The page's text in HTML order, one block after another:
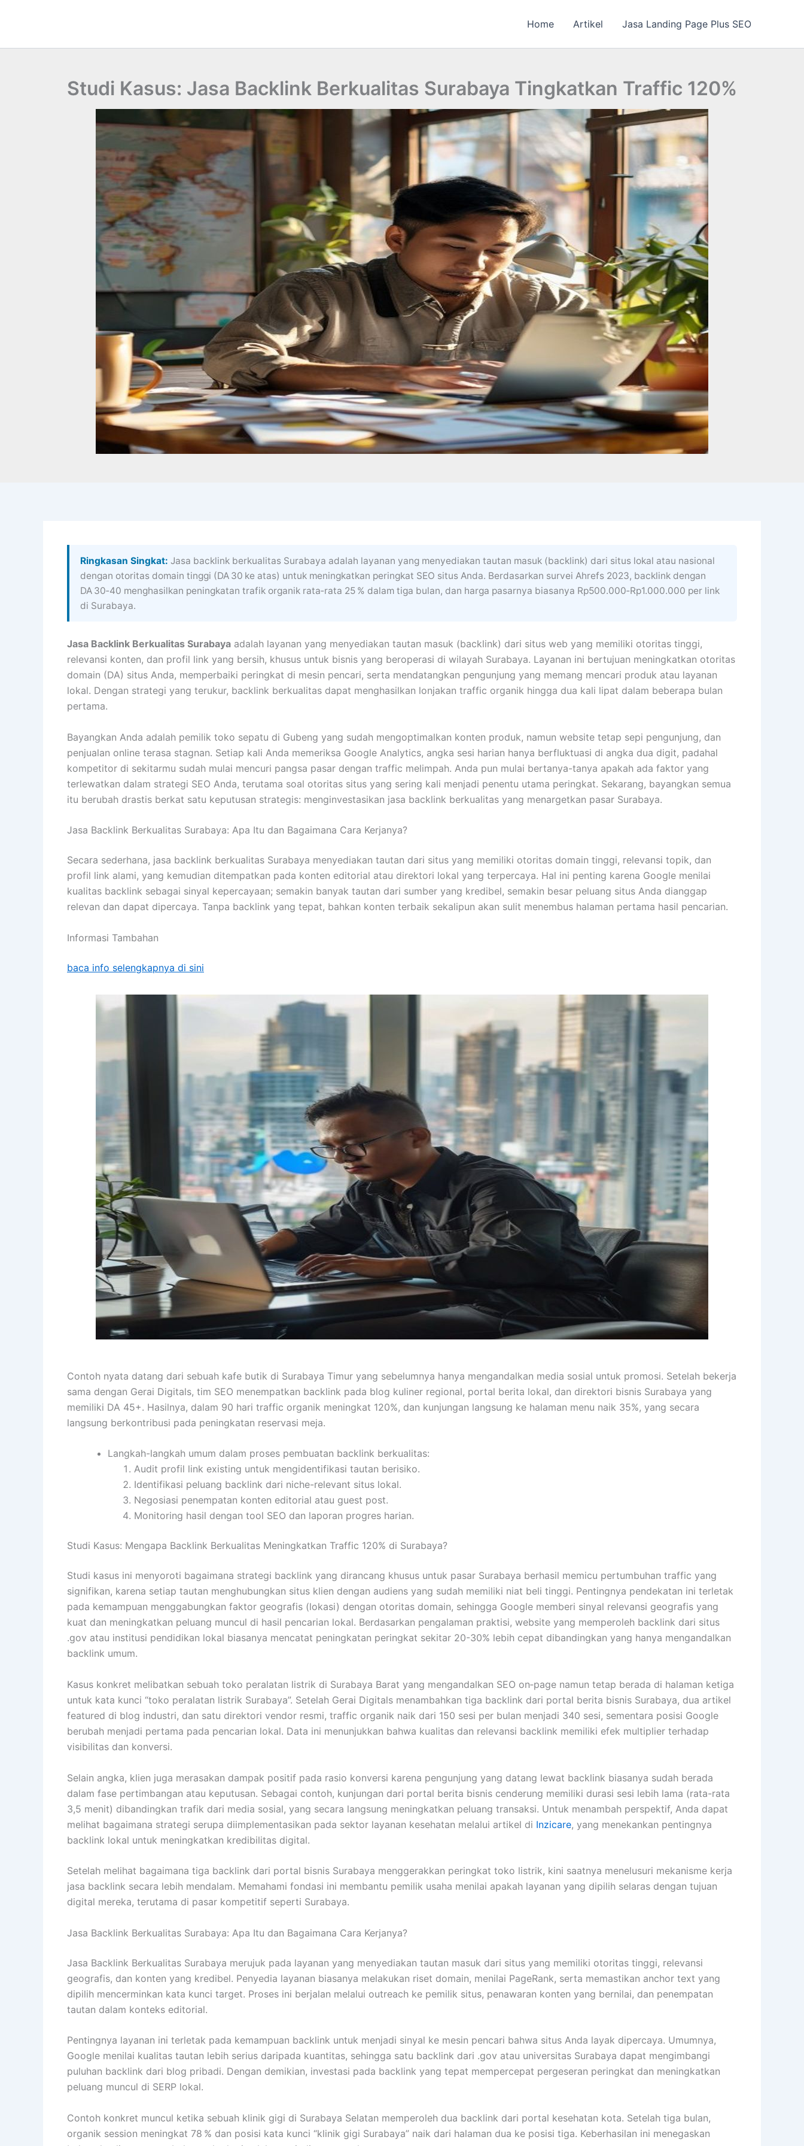
Home Artikel Jasa Landing Page Plus SEO
Studi Kasus: Jasa Backlink Berkualitas Surabaya Tingkatkan Traffic 120%
Ringkasan Singkat: Jasa backlink berkualitas Surabaya adalah layanan yang menyediakan tautan masuk (backlink) dari situs lokal atau nasional
dengan otoritas domain tinggi (DA 30 ke atas) untuk meningkatkan peringkat SEO situs Anda. Berdasarkan survei Ahrefs 2023, backlink dengan
DA 30‑40 menghasilkan peningkatan trafik organik rata‑rata 25 % dalam tiga bulan, dan harga pasarnya biasanya Rp500.000‑Rp1.000.000 per link
di Surabaya.
Jasa Backlink Berkualitas Surabaya adalah layanan yang menyediakan tautan masuk (backlink) dari situs web yang memiliki otoritas tinggi,
relevansi konten, dan profil link yang bersih, khusus untuk bisnis yang beroperasi di wilayah Surabaya. Layanan ini bertujuan meningkatkan otoritas
domain (DA) situs Anda, memperbaiki peringkat di mesin pencari, serta mendatangkan pengunjung yang memang mencari produk atau layanan
lokal. Dengan strategi yang terukur, backlink berkualitas dapat menghasilkan lonjakan traffic organik hingga dua kali lipat dalam beberapa bulan
pertama.
Bayangkan Anda adalah pemilik toko sepatu di Gubeng yang sudah mengoptimalkan konten produk, namun website tetap sepi pengunjung, dan
penjualan online terasa stagnan. Setiap kali Anda memeriksa Google Analytics, angka sesi harian hanya berfluktuasi di angka dua digit, padahal
kompetitor di sekitarmu sudah mulai mencuri pangsa pasar dengan traffic melimpah. Anda pun mulai bertanya-tanya apakah ada faktor yang
terlewatkan dalam strategi SEO Anda, terutama soal otoritas situs yang sering kali menjadi penentu utama peringkat. Sekarang, bayangkan semua
itu berubah drastis berkat satu keputusan strategis: menginvestasikan jasa backlink berkualitas yang menargetkan pasar Surabaya.
Jasa Backlink Berkualitas Surabaya: Apa Itu dan Bagaimana Cara Kerjanya?
Secara sederhana, jasa backlink berkualitas Surabaya menyediakan tautan dari situs yang memiliki otoritas domain tinggi, relevansi topik, dan
profil link alami, yang kemudian ditempatkan pada konten editorial atau direktori lokal yang terpercaya. Hal ini penting karena Google menilai
kualitas backlink sebagai sinyal kepercayaan; semakin banyak tautan dari sumber yang kredibel, semakin besar peluang situs Anda dianggap
relevan dan dapat dipercaya. Tanpa backlink yang tepat, bahkan konten terbaik sekalipun akan sulit menembus halaman pertama hasil pencarian.
Informasi Tambahan
baca info selengkapnya di sini
Contoh nyata datang dari sebuah kafe butik di Surabaya Timur yang sebelumnya hanya mengandalkan media sosial untuk promosi. Setelah bekerja
sama dengan Gerai Digitals, tim SEO menempatkan backlink pada blog kuliner regional, portal berita lokal, dan direktori bisnis Surabaya yang
memiliki DA 45+. Hasilnya, dalam 90 hari traffic organik meningkat 120%, dan kunjungan langsung ke halaman menu naik 35%, yang secara
langsung berkontribusi pada peningkatan reservasi meja.
Langkah-langkah umum dalam proses pembuatan backlink berkualitas:
Audit profil link existing untuk mengidentifikasi tautan berisiko.
Identifikasi peluang backlink dari niche-relevant situs lokal.
Negosiasi penempatan konten editorial atau guest post.
Monitoring hasil dengan tool SEO dan laporan progres harian.
Studi Kasus: Mengapa Backlink Berkualitas Meningkatkan Traffic 120% di Surabaya?
Studi kasus ini menyoroti bagaimana strategi backlink yang dirancang khusus untuk pasar Surabaya berhasil memicu pertumbuhan traffic yang
signifikan, karena setiap tautan menghubungkan situs klien dengan audiens yang sudah memiliki niat beli tinggi. Pentingnya pendekatan ini terletak
pada kemampuan menggabungkan faktor geografis (lokasi) dengan otoritas domain, sehingga Google memberi sinyal relevansi geografis yang
kuat dan meningkatkan peluang muncul di hasil pencarian lokal. Berdasarkan pengalaman praktisi, website yang memperoleh backlink dari situs
.gov atau institusi pendidikan lokal biasanya mencatat peningkatan peringkat sekitar 20-30% lebih cepat dibandingkan yang hanya mengandalkan
backlink umum.
Kasus konkret melibatkan sebuah toko peralatan listrik di Surabaya Barat yang mengandalkan SEO on‑page namun tetap berada di halaman ketiga
untuk kata kunci “toko peralatan listrik Surabaya”. Setelah Gerai Digitals menambahkan tiga backlink dari portal berita bisnis Surabaya, dua artikel
featured di blog industri, dan satu direktori vendor resmi, traffic organik naik dari 150 sesi per bulan menjadi 340 sesi, sementara posisi Google
berubah menjadi pertama pada pencarian lokal. Data ini menunjukkan bahwa kualitas dan relevansi backlink memiliki efek multiplier terhadap
visibilitas dan konversi.
Selain angka, klien juga merasakan dampak positif pada rasio konversi karena pengunjung yang datang lewat backlink biasanya sudah berada
dalam fase pertimbangan atau keputusan. Sebagai contoh, kunjungan dari portal berita bisnis cenderung memiliki durasi sesi lebih lama (rata-rata
3,5 menit) dibandingkan trafik dari media sosial, yang secara langsung meningkatkan peluang transaksi. Untuk menambah perspektif, Anda dapat
melihat bagaimana strategi serupa diimplementasikan pada sektor layanan kesehatan melalui artikel di Inzicare, yang menekankan pentingnya
backlink lokal untuk meningkatkan kredibilitas digital.
Setelah melihat bagaimana tiga backlink dari portal bisnis Surabaya menggerakkan peringkat toko listrik, kini saatnya menelusuri mekanisme kerja
jasa backlink secara lebih mendalam. Memahami fondasi ini membantu pemilik usaha menilai apakah layanan yang dipilih selaras dengan tujuan
digital mereka, terutama di pasar kompetitif seperti Surabaya.
Jasa Backlink Berkualitas Surabaya: Apa Itu dan Bagaimana Cara Kerjanya?
Jasa Backlink Berkualitas Surabaya merujuk pada layanan yang menyediakan tautan masuk dari situs yang memiliki otoritas tinggi, relevansi
geografis, dan konten yang kredibel. Penyedia layanan biasanya melakukan riset domain, menilai PageRank, serta memastikan anchor text yang
dipilih mencerminkan kata kunci target. Proses ini berjalan melalui outreach ke pemilik situs, penawaran konten yang bernilai, dan penempatan
tautan dalam konteks editorial.
Pentingnya layanan ini terletak pada kemampuan backlink untuk menjadi sinyal ke mesin pencari bahwa situs Anda layak dipercaya. Umumnya,
Google menilai kualitas tautan lebih serius daripada kuantitas, sehingga satu backlink dari .gov atau universitas Surabaya dapat mengimbangi
puluhan backlink dari blog pribadi. Dengan demikian, investasi pada backlink yang tepat mempercepat pergeseran peringkat dan meningkatkan
peluang muncul di SERP lokal.
Contoh konkret muncul ketika sebuah klinik gigi di Surabaya Selatan memperoleh dua backlink dari portal kesehatan kota. Setelah tiga bulan,
organik session meningkat 78 % dan posisi kata kunci “klinik gigi Surabaya” naik dari halaman dua ke posisi tiga. Keberhasilan ini menegaskan